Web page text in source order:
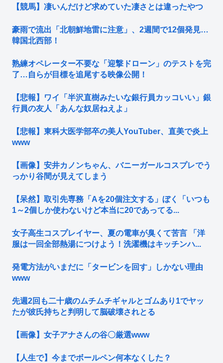
【競馬】凄いんだけど求めていた凄さとは違ったやつ
豪雨で流出「北朝鮮地雷に注意」、2週間で12個発見…
韓国北西部！
熟練オペレーター不要な「迎撃ドローン」のテストを完
了…自らが目標を追尾する映像公開！
【悲報】ワイ「半沢直樹みたいな銀行員カッコいい」銀
行員の友人「あんな奴居ねえよ」
【悲報】東科大医学部卒の美人YouTuber、直美で炎上
www
【画像】安井カノンちゃん、バニーガールコスプレでう
っかり谷間が見えてしまう
【呆然】取引先専務「Aを20個注文する」ぼく「いつも
1～2個しか使わないけど本当に20であってる...
女子高生コスプレイヤー、夏の電車が臭くて苦言 「洋
服は一回全部熱湯につけよう！洗濯機はキッチンハ...
発電方法がいまだに「タービンを回す」しかない理由
www
先週2回も二十歳のムチムチギャルとゴムあり1でヤッ
たが彼氏持ちと判明して脳破壊されとる
【画像】女子アナさんの谷〇厳選www
【人生で】今までボールペン何本なくした？